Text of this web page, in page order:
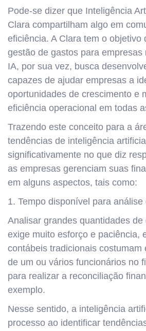
Pode-se dizer que Inteligência
Clara compartilham algo em
eficiência. A Clara tem o objetivo
gestão de gastos para empresas
IA, por sua vez, busca
capazes de ajudar empresas a
oportunidades de crescimento e
eficiência operacional em todas
Trazendo este conceito para a
tendências de inteligência
significativamente no que diz
as empresas gerenciam suas
em alguns aspectos, tais como:
1. Tempo disponível para análise
Analisar grandes quantidades
exige muito esforço e paciência,
contábeis tradicionais costumam
de um ou vários funcionários no
para realizar a reconciliação
exemplo.
Nesse sentido, a inteligência
processo ao identificar